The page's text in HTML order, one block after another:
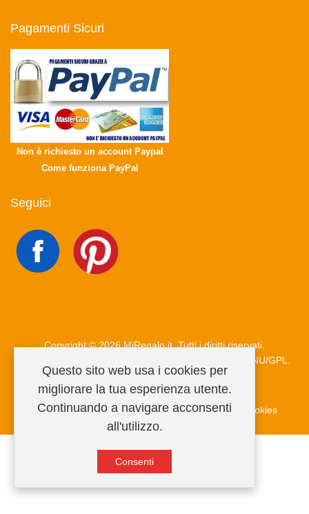
Pagamenti Sicuri
Non è richiesto un account Paypal
Come funziona PayPal
Seguici
Copyright © 2026 MiRegalo.it. Tutti i diritti riservati.
licenza GNU/GPL.
Condizioni di vendita Privacy Policy Informativa cookies
Questo sito web usa i cookies per
migliorare la tua esperienza utente.
Continuando a navigare acconsenti
all'utilizzo.
Consenti